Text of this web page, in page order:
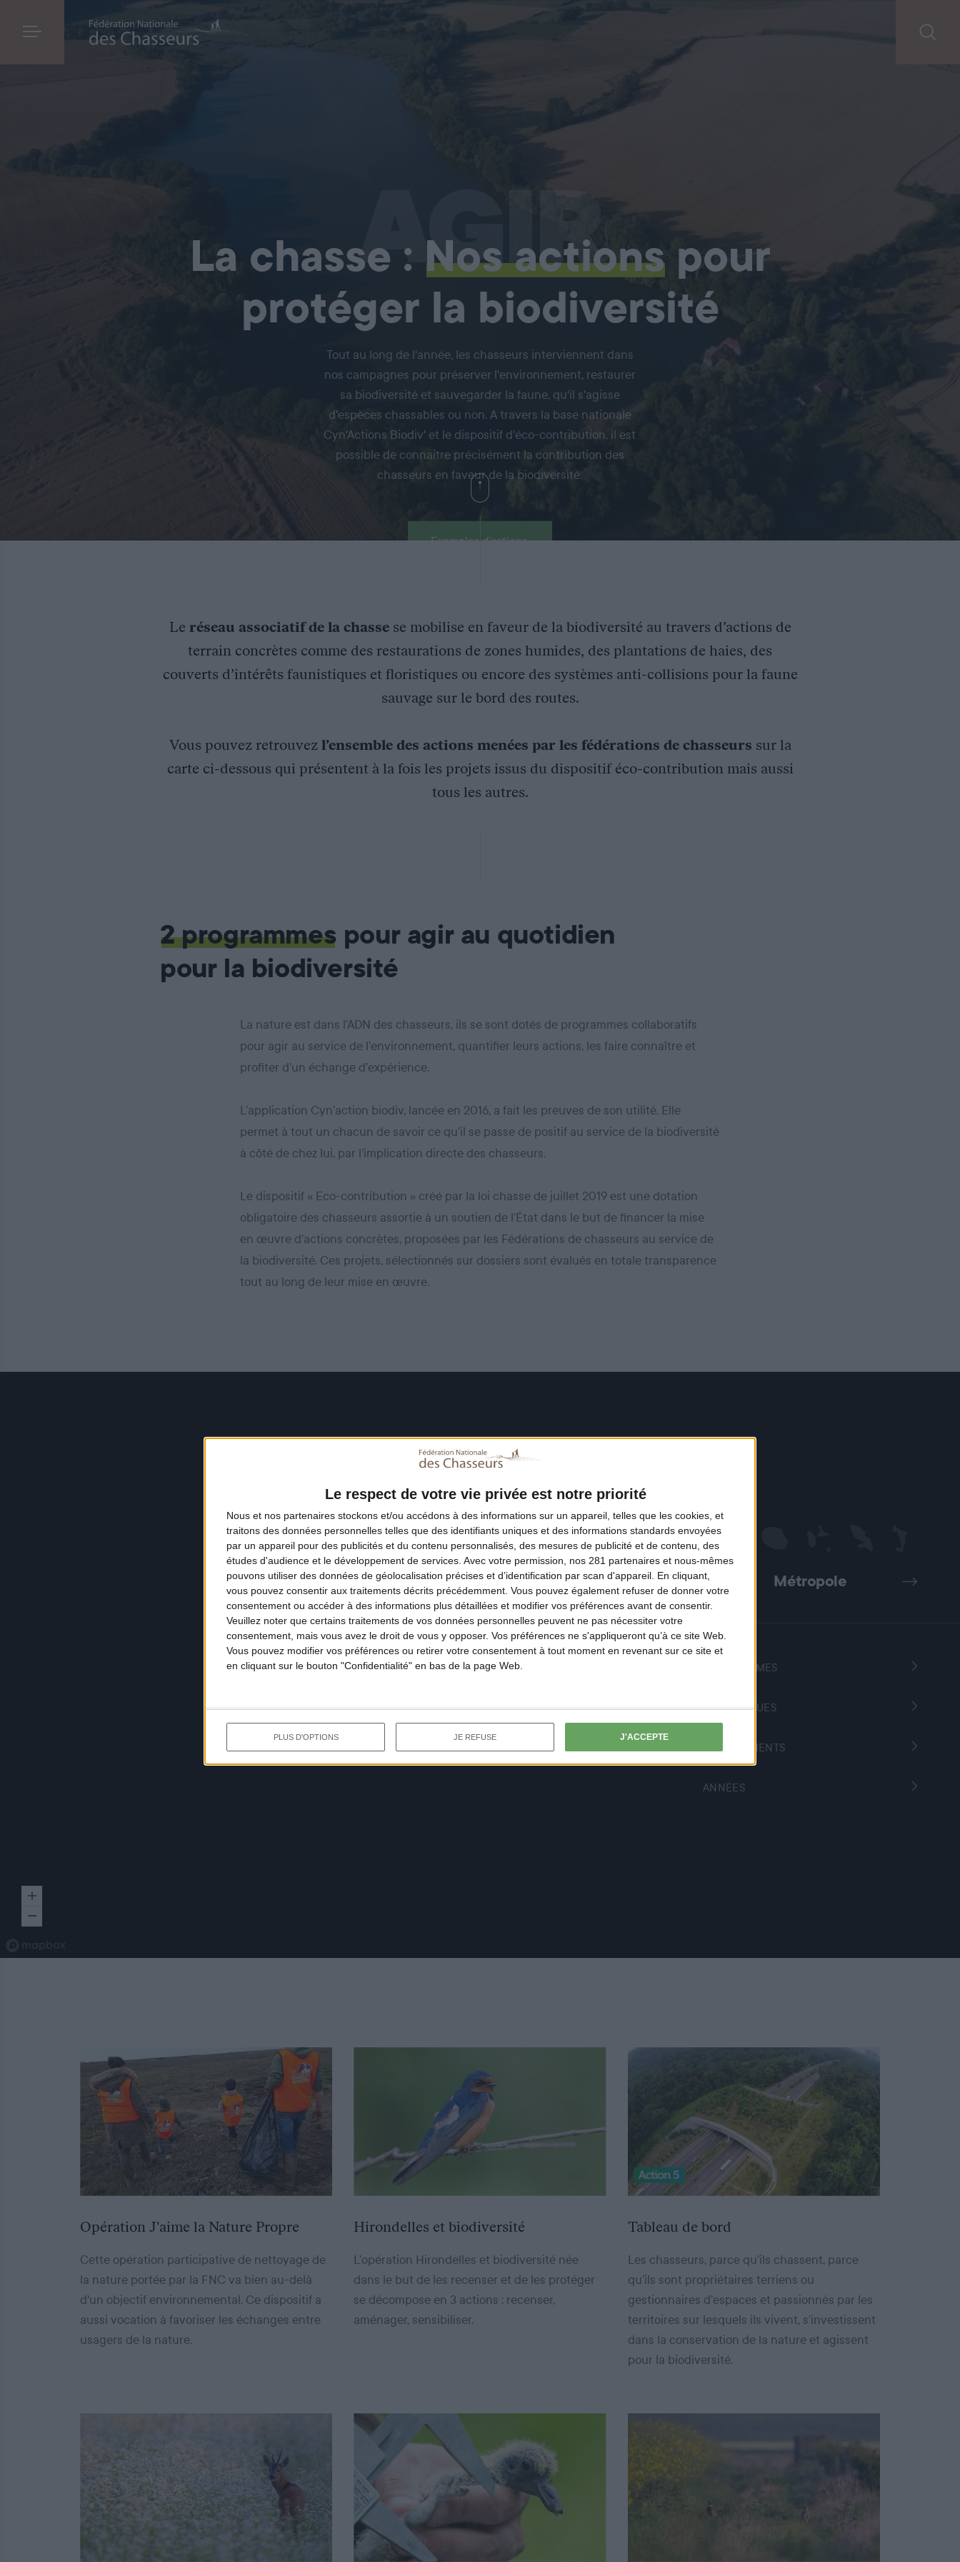
Le respect de votre vie privée est notre priorité
Nous et nos partenaires stockons et/ou accédons à des informations sur un appareil, telles que les cookies, et
traitons des données personnelles telles que des identifiants uniques et des informations standards envoyées
par un appareil pour des publicités et du contenu personnalisés, des mesures de publicité et de contenu, des
études d'audience et le développement de services. Avec votre permission, nos 281 partenaires et nous-mêmes
pouvons utiliser des données de géolocalisation précises et d’identification par scan d'appareil. En cliquant,
vous pouvez consentir aux traitements décrits précédemment. Vous pouvez également refuser de donner votre
consentement ou accéder à des informations plus détaillées et modifier vos préférences avant de consentir.
Veuillez noter que certains traitements de vos données personnelles peuvent ne pas nécessiter votre
consentement, mais vous avez le droit de vous y opposer. Vos préférences ne s'appliqueront qu’à ce site Web.
Vous pouvez modifier vos préférences ou retirer votre consentement à tout moment en revenant sur ce site et
en cliquant sur le bouton "Confidentialité" en bas de la page Web.
PLUS D'OPTIONS JE REFUSE J'ACCEPTE
AGIR
La chasse : Nos actionspour
protéger la biodiversité
Tout au long de l'année, les chasseurs interviennent dans
nos campagnes pour préserver l'environnement, restaurer
sa biodiversité et sauvegarder la faune, qu'il s'agisse
d'espèces chassables ou non. A travers la base nationale
Cyn'Actions Biodiv' et le dispositif d'éco-contribution, il est
possible de connaitre précisément la contribution des
chasseurs en faveur de la biodiversité.
Exemples d'actions
Le réseau associatif de la chassese mobilise en faveur de la biodiversité au travers d’actions de
terrain concrètes comme des restaurations de zones humides, des plantations de haies, des
couverts d’intérêts faunistiques et floristiques ou encore des systèmes anti-collisions pour la faune
sauvage sur le bord des routes.
Vous pouvez retrouvez l’ensemble des actions menées par les fédérations de chasseurs sur la
carte ci-dessous qui présentent à la fois les projets issus du dispositif éco-contribution mais aussi
tous les autres.
2 programmes pour agir au quotidien
pour la biodiversité
La nature est dans l’ADN des chasseurs, ils se sont dotés de programmes collaboratifs
pour agir au service de l’environnement, quantifier leurs actions, les faire connaître et
profiter d’un échange d’expérience.
L’application Cyn’action biodiv, lancée en 2016, a fait les preuves de son utilité. Elle
permet à tout un chacun de savoir ce qu’il se passe de positif au service de la biodiversité
à côté de chez lui, par l’implication directe des chasseurs.
Le dispositif « Eco-contribution » créé par la loi chasse de juillet 2019 est une dotation
obligatoire des chasseurs assortie à un soutien de l’État dans le but de financer la mise
en œuvre d’actions concrètes, proposées par les Fédérations de chasseurs au service de
la biodiversité. Ces projets, sélectionnés sur dossiers sont évalués en totale transparence
tout au long de leur mise en œuvre.
Précédent Métropole Suivant
PROGRAMMES
THÉMATIQUES
DÉPARTEMENTS
ANNÉES
Opération J'aime la Nature Propre
Cette opération participative de nettoyage de
la nature portée par la FNC va bien au-delà
d'un objectif environnemental. Ce dispositif a
aussi vocation à favoriser les échanges entre
usagers de la nature.
Hirondelles et biodiversité
L’opération Hirondelles et biodiversité née
dans le but de les recenser et de les protéger
se décompose en 3 actions : recenser,
aménager, sensibiliser.
Tableau de bord
Les chasseurs, parce qu’ils chassent, parce
qu’ils sont propriétaires terriens ou
gestionnaires d’espaces et passionnés par les
territoires sur lesquels ils vivent, s’investissent
dans la conservation de la nature et agissent
pour la biodiversité.